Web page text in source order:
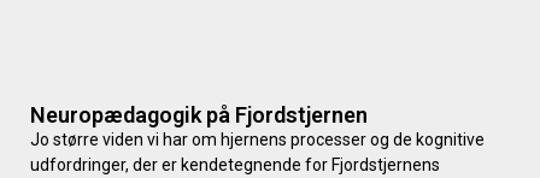
Neuropædagogik på Fjordstjernen
Jo større viden vi har om hjernens processer og de kognitive
udfordringer, der er kendetegnende for Fjordstjernens